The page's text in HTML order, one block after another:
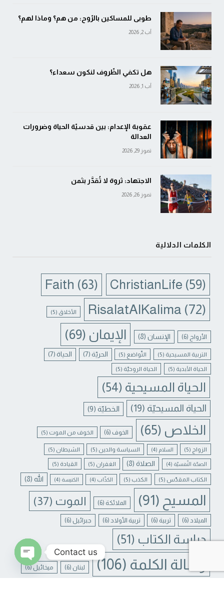
طوبى للمساكين بالرّوح: من هم؟ وماذا لهم؟
آب 2, 2026
هل تكفي الظّروف لنكون سعداء؟
آب 1, 2026
عقوبة الإعدام: بين قدسيّة الحياة وضرورات
العدالة
تموز 29, 2026
الاجتهاد: ثروة لا تُقدَّر بثمن
تموز 26, 2026
الكلمات الدلالية
ChristianLife (59)
Faith (63)
RisalatAlKalima (72) الأخلاق (5)
الأرواح (6) الإنسان(8) الإيمان (69)
التربية المسيحية (5) التّواضع (5) الحريّة (7) الحياة (7)
الحياة الأبدية (5) الحياة الروحيّة (5)
الحياة المسيحية (54)
الحياة المسيحيّة (19) الخطيّة (9)
الخلاص (65) الخوف (6) الخوف من الموت (5)
الزواج (5) السلام (4) السياسة والدين (5) الشيطان (5)
الصحّة النّفسيّة (4) الصلاة(8) الغفران (5) القيادة (5)
الكتاب المقدّس (5) الكذب (5) الكذّاب (4) الكنيسة (4) الله (8)
المسيح (91) الملائكة (6) الموت (37)
الميلاد (6) تربية (6) تربية الأولاد (6) جبرائيل (6)
دراسة الكتاب (51)
رسالة الكلمة (106) لبنان (6) ميخائيل(6)
Contact us
CHATY